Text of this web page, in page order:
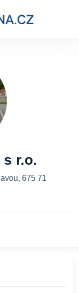
s r.o.
675 71